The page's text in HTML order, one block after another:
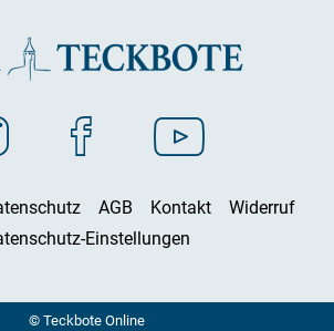
AGB Kontakt
Widerruf
Einstellungen
© Teckbote Online